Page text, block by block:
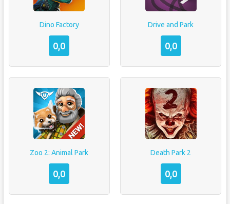
Dino Factory
0,0
Drive and Park
0,0
Zoo 2: Animal Park
0,0
Death Park 2
0,0